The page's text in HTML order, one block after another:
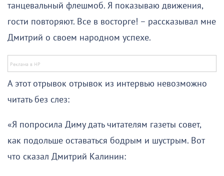
танцевальный флешмоб. Я показываю движения,
гости повторяют. Все в восторге! – рассказывал мне
Дмитрий о своем народном успехе.
А этот отрывок отрывок из интервью невозможно
читать без слез:
«Я попросила Диму дать читателям газеты совет,
как подольше оставаться бодрым и шустрым. Вот
что сказал Дмитрий Калинин: